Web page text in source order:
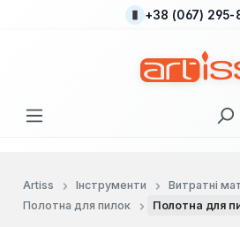
Перейти до основного вмісту
+38 (067) 295-
Artiss Інструменти
Витратні
Полотна для пилок
Полотна для